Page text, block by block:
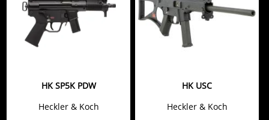
HK SP5K PDW
Heckler & Koch
HK USC
Heckler & Koch